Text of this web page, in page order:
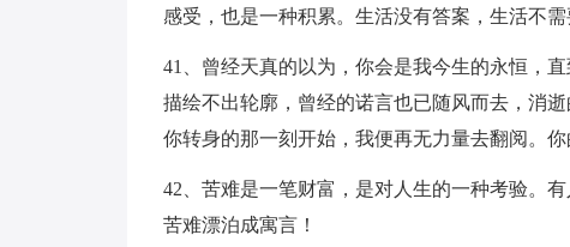
感受，也是一种积累。生活没有答案，生活不需
41、曾经天真的以为，你会是我今生的永恒，
描绘不出轮廓，曾经的诺言也已随风而去，消
你转身的那一刻开始，我便再无力量去翻阅。
42、苦难是一笔财富，是对人生的一种考验。
苦难漂泊成寓言！